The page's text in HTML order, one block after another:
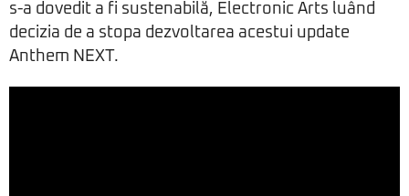
s-a dovedit a fi sustenabilă, Electronic Arts luând
decizia de a stopa dezvoltarea acestui update
Anthem NEXT.